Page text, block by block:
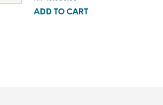
ADD TO CART